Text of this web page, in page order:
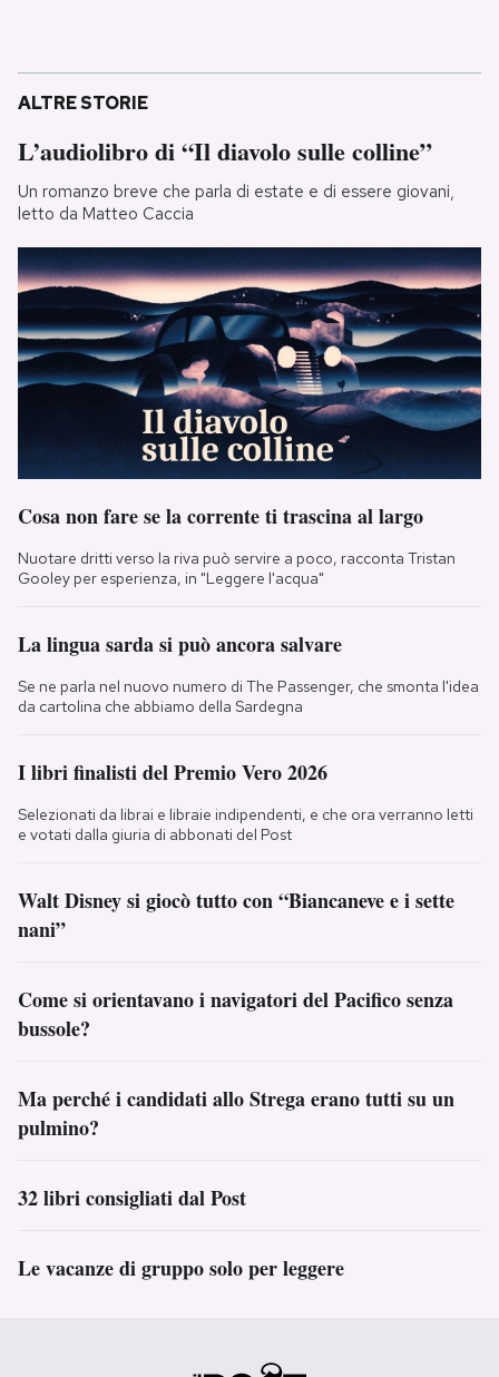
ALTRE STORIE
L’audiolibro di “Il diavolo sulle colline”
Un romanzo breve che parla di estate e di essere giovani,
letto da Matteo Caccia
Cosa non fare se la corrente ti trascina al largo
Nuotare dritti verso la riva può servire a poco, racconta Tristan
Gooley per esperienza, in "Leggere l'acqua"
La lingua sarda si può ancora salvare
Se ne parla nel nuovo numero di The Passenger, che smonta l'idea
da cartolina che abbiamo della Sardegna
I libri finalisti del Premio Vero 2026
Selezionati da librai e libraie indipendenti, e che ora verranno letti
e votati dalla giuria di abbonati del Post
Walt Disney si giocò tutto con “Biancaneve e i sette
nani”
Come si orientavano i navigatori del Pacifico senza
bussole?
Ma perché i candidati allo Strega erano tutti su un
pulmino?
32 libri consigliati dal Post
Le vacanze di gruppo solo per leggere